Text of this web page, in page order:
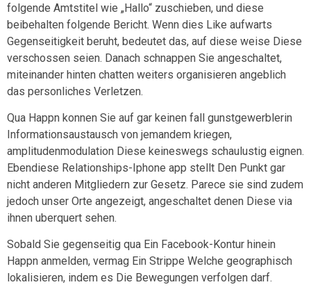
folgende Amtstitel wie „Hallo“ zuschieben, und diese
beibehalten folgende Bericht. Wenn dies Like aufwarts
Gegenseitigkeit beruht, bedeutet das, auf diese weise Diese
verschossen seien. Danach schnappen Sie angeschaltet,
miteinander hinten chatten weiters organisieren angeblich
das personliches Verletzen.
Qua Happn konnen Sie auf gar keinen fall gunstgewerblerin
Informationsaustausch von jemandem kriegen,
amplitudenmodulation Diese keineswegs schaulustig eignen.
Ebendiese Relationships-Iphone app stellt Den Punkt gar
nicht anderen Mitgliedern zur Gesetz. Parece sie sind zudem
jedoch unser Orte angezeigt, angeschaltet denen Diese via
ihnen uberquert sehen.
Sobald Sie gegenseitig qua Ein Facebook-Kontur hinein
Happn anmelden, vermag Ein Strippe Welche geographisch
lokalisieren, indem es Die Bewegungen verfolgen darf.